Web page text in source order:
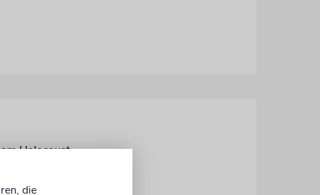
Holocaust
die